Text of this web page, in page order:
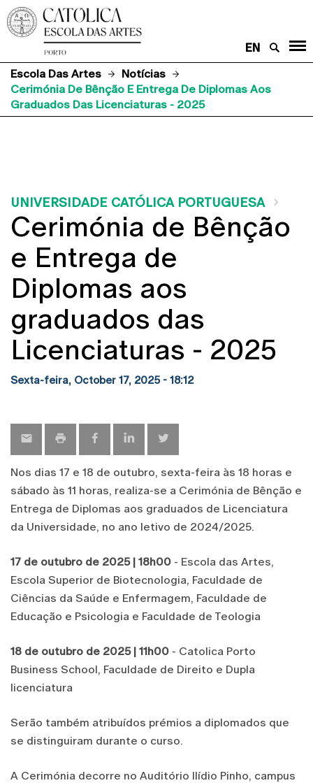
EN
Escola Das Artes
Notícias
Cerimónia De Bênção E Entrega De Diplomas Aos
Graduados Das Licenciaturas - 2025
UNIVERSIDADE CATÓLICA PORTUGUESA
Cerimónia de Bênção
e Entrega de
Diplomas aos
graduados das
Licenciaturas - 2025
Sexta-feira, October 17, 2025 - 18:12
Nos dias 17 e 18 de outubro, sexta-feira às 18 horas e
sábado às 11 horas, realiza-se a Cerimónia de Bênção e
Entrega de Diplomas aos graduados de Licenciatura
da Universidade, no ano letivo de 2024/2025.
17 de outubro de 2025 | 18h00 - Escola das Artes,
Escola Superior de Biotecnologia, Faculdade de
Ciências da Saúde e Enfermagem, Faculdade de
Educação e Psicologia e Faculdade de Teologia
18 de outubro de 2025 | 11h00 - Catolica Porto
Business School, Faculdade de Direito e Dupla
licenciatura
Serão também atribuídos prémios a diplomados que
se distinguiram durante o curso.
A Cerimónia decorre no Auditório Ilídio Pinho, campus